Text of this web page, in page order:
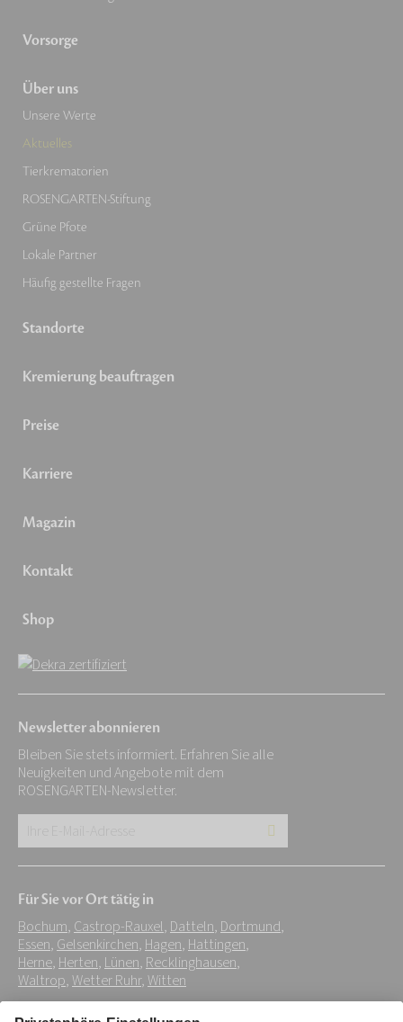
Vorsorge
Über uns
Unsere Werte
Aktuelles
Tierkrematorien
ROSENGARTEN-Stiftung
Grüne Pfote
Lokale Partner
Häufig gestellte Fragen
Standorte
Kremierung beauftragen
Preise
Karriere
Magazin
Kontakt
Shop
Newsletter abonnieren
Bleiben Sie stets informiert. Erfahren Sie alle
Neuigkeiten und Angebote mit dem
ROSENGARTEN-Newsletter.
Adresse:
*
Für Sie vor Ort tätig in
Bochum,Castrop-Rauxel,Datteln,Dortmund,
Essen,Gelsenkirchen,Hagen,Hattingen,
Herne,Herten,Lünen,Recklinghausen,
Waltrop,Wetter Ruhr,Witten